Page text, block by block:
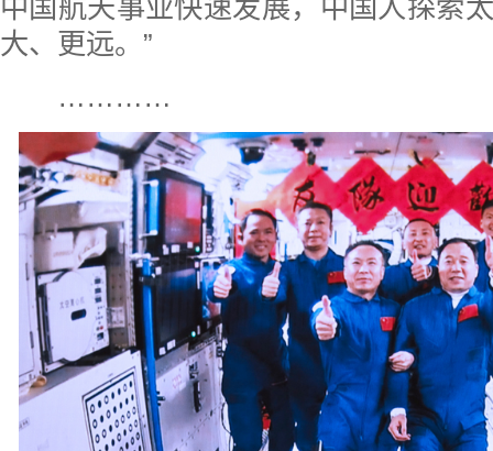
中国航天事业快速发展，中国人探索
大、更远。”
…………